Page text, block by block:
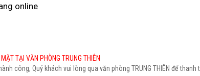
online
TẠI VĂN PHÒNG TRUNG THIÊN
công, Quý khách vui lòng qua văn phòng TRUNG THIÊN để thanh